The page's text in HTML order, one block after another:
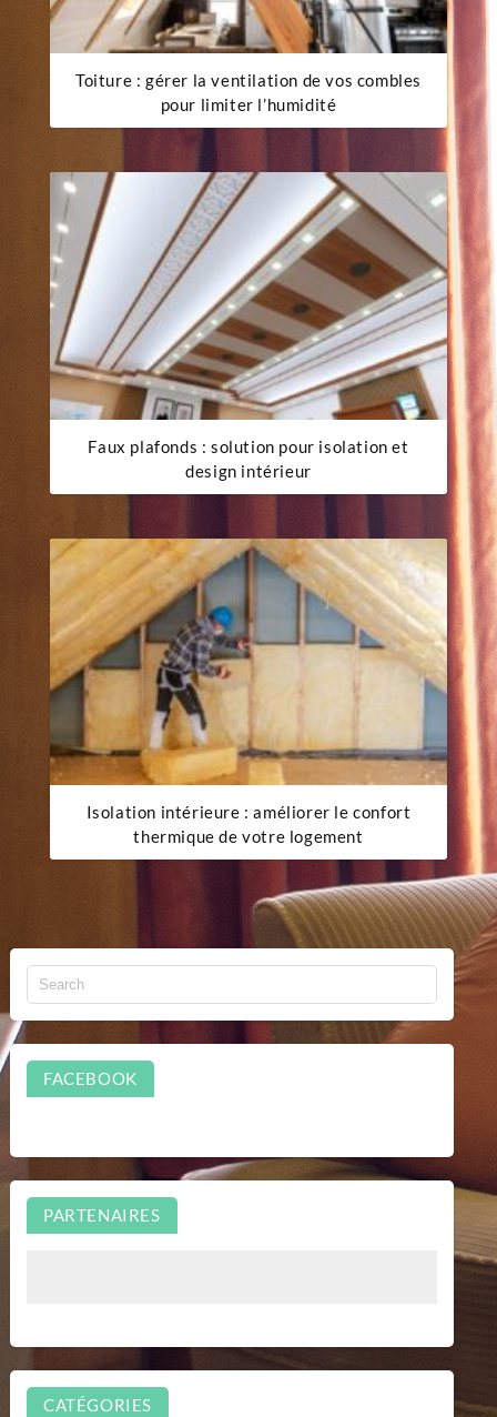
Toiture : gérer la ventilation de vos combles
pour limiter l’humidité
Faux plafonds : solution pour isolation et
design intérieur
Isolation intérieure : améliorer le confort
thermique de votre logement
FACEBOOK
PARTENAIRES
CATÉGORIES